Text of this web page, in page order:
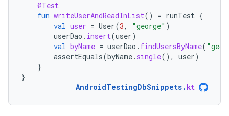
@Test
fun writeUserAndReadInList() = runTest {
val user = User(3, "george" )
userDao . insert(user)
val byName = userDao . findUsersByName(
assertEquals(byName. single(), user)
}
}
AndroidTestingDbSnippets. kt